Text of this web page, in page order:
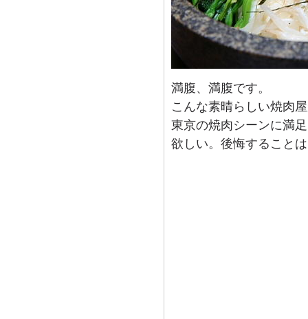
満腹、満腹です。
こんな素晴らしい焼肉
東京の焼肉シーンに満
欲しい。後悔すること